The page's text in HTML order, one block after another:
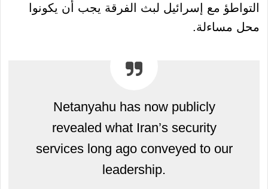
التواطؤ مع إسرائيل لبث الفرقة يجب أن يكونوا
محل مساءلة.
Netanyahu has now publicly
revealed what Iran’s security
services long ago conveyed to our
leadership.